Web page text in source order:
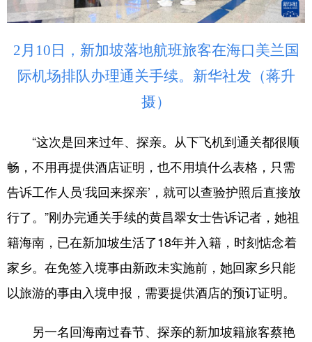
2月10日，新加坡落地航班旅客在海口美兰国
际机场排队办理通关手续。新华社发（蒋升
摄）
“这次是回来过年、探亲。从下飞机到通关都很顺
畅，不用再提供酒店证明，也不用填什么表格，只需
告诉工作人员‘我回来探亲’，就可以查验护照后直接放
行了。”刚办完通关手续的黄昌翠女士告诉记者，她祖
籍海南，已在新加坡生活了18年并入籍，时刻惦念着
家乡。在免签入境事由新政未实施前，她回家乡只能
以旅游的事由入境申报，需要提供酒店的预订证明。
另一名回海南过春节、探亲的新加坡籍旅客蔡艳